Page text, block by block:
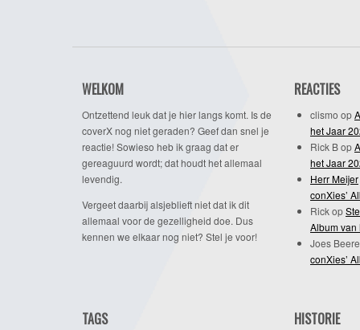
WELKOM
Ontzettend leuk dat je hier langs komt. Is de
coverX nog niet geraden? Geef dan snel je
reactie! Sowieso heb ik graag dat er
gereaguurd wordt; dat houdt het allemaal
levendig.
Vergeet daarbij alsjeblieft niet dat ik dit
allemaal voor de gezelligheid doe. Dus
kennen we elkaar nog niet? Stel je voor!
REACTIES
clismo op
het Jaar
Rick Bop
het Jaar
Herr Meijer
conXies’
Rickop
Album van
Joes
conXies’
TAGS HISTORIE